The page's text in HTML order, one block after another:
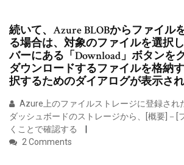
続いて、Azure BLOBからファイル
る場合は、対象のファイルを選択
バーにある「Download」ボタンを
ダウンロードするファイルを格納
択するためのダイアログが表示さ
Azure上のファイルストレージに登録され
ダッシュボードのストレージから、[概要]－[
くことで確認する
2 Comments